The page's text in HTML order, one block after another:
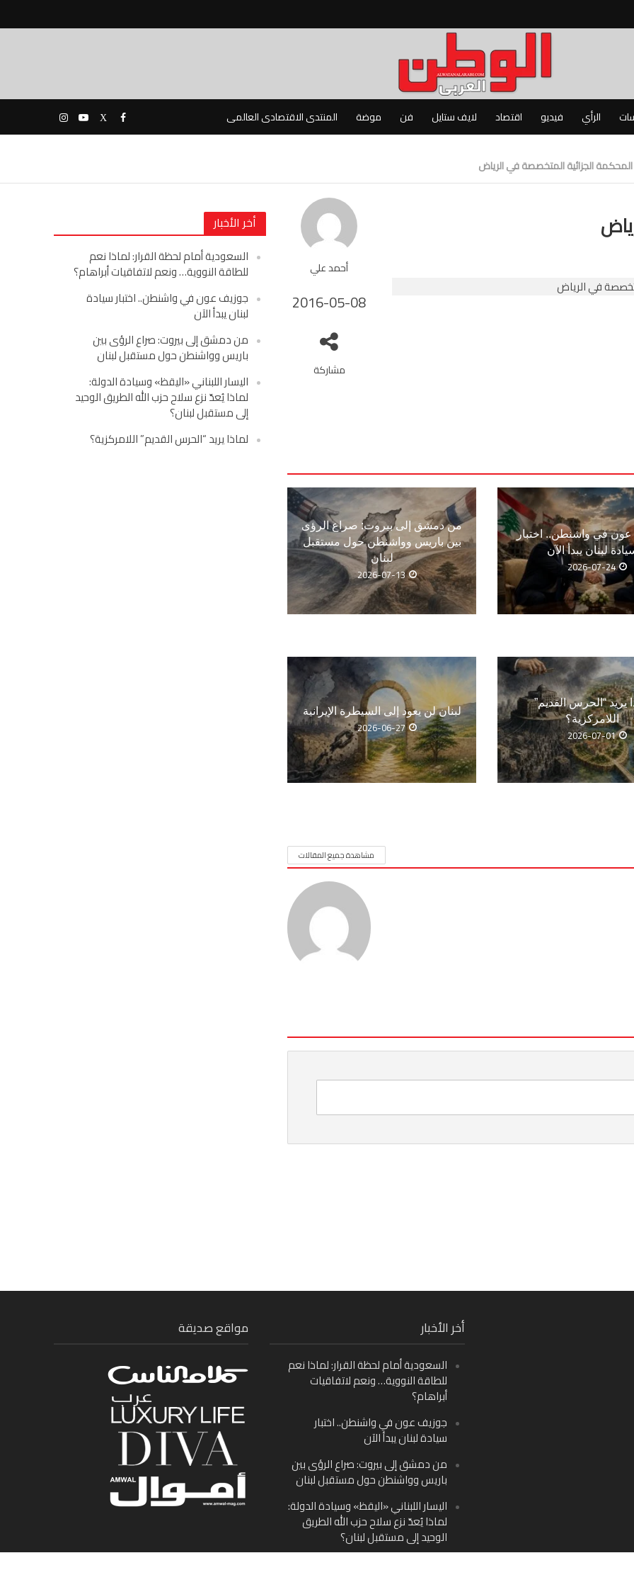
الرأي فيديو اقتصاد لايف ستايل فن موضة المنتدى الاقتصادى العالمى
المحكمة الجزائية المتخصصة في الرياض
أخر الأخبار
السعودية أمام لحظة القرار: لماذا نعم
للطاقة النووية… ونعم لاتفاقيات أبراهام؟
جوزيف عون في واشنطن.. اختبار سيادة
لبنان يبدأ الآن
من دمشق إلى بيروت: صراع الرؤى بين
باريس وواشنطن حول مستقبل لبنان
اليسار اللبناني «اليقظ» وسيادة الدولة:
لماذا يُعدّ نزع سلاح حزب الله الطريق الوحيد
إلى مستقبل لبنان؟
لماذا يريد “الحرس القديم” اللامركزية؟
أحمد علي
2016-05-08
مشاركة
في واشنطن.. اختبار
لبنان يبدأ الآن
2026-07-24
من دمشق إلى بيروت: صراع الرؤى
بين باريس وواشنطن حول مستقبل
لبنان
2026-07-13
يريد “الحرس القديم”
اللامركزية؟
2026-07-01
لبنان لن يعود إلى السيطرة الإيرانية
2026-06-27
مشاهدة جميع المقالات
مواقع صديقة أخر الأخبار
السعودية أمام لحظة القرار: لماذا نعم
للطاقة النووية… ونعم لاتفاقيات
أبراهام؟
جوزيف عون في واشنطن.. اختبار
سيادة لبنان يبدأ الآن
من دمشق إلى بيروت: صراع الرؤى بين
باريس وواشنطن حول مستقبل لبنان
اليسار اللبناني «اليقظ» وسيادة الدولة:
لماذا يُعدّ نزع سلاح حزب الله الطريق
الوحيد إلى مستقبل لبنان؟